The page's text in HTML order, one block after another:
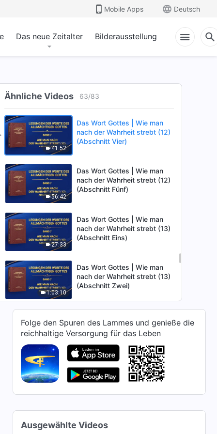
Mobile Apps Deutsch
Das neue Zeitalter Bilderausstellung
Ähnliche Videos 63/83
nach der Wahrheit strebt (12)
37:01
nach der Wahrheit strebt (12)
(Abschnitt Drei)
41:52
Das Wort Gottes | Wie man
nach der Wahrheit strebt (12)
(Abschnitt Vier)
56:42
Das Wort Gottes | Wie man
nach der Wahrheit strebt (12)
(Abschnitt Fünf)
27:33
Das Wort Gottes | Wie man
nach der Wahrheit strebt (13)
(Abschnitt Eins)
1:03:10
Das Wort Gottes | Wie man
nach der Wahrheit strebt (13)
(Abschnitt Zwei)
nach der Wahrheit strebt (13)
(Abschnitt Drei)
Das Wort Gottes | Wie man
nach der Wahrheit strebt (13)
(Abschnitt Vier)
Das Wort Gottes | Wie man
nach der Wahrheit strebt (13)
(Abschnitt Fünf)
Folge den Spuren des Lammes und genieße die
reichhaltige Versorgung für das Leben
Ausgewählte Videos